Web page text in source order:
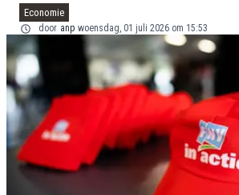
Economie
door anp woensdag, 01 juli 2026 om 15:53